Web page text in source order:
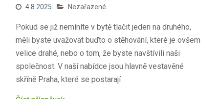
4.8.2025 Nezařazené
Pokud se již nemíníte v bytě tlačit jeden na druhého,
měli byste uvažovat buďto o stěhování, které je ovšem
velice drahé, nebo o tom, že byste navštívili naši
společnost. V naší nabídce jsou hlavně vestavěné
skříně Praha, které se postarají